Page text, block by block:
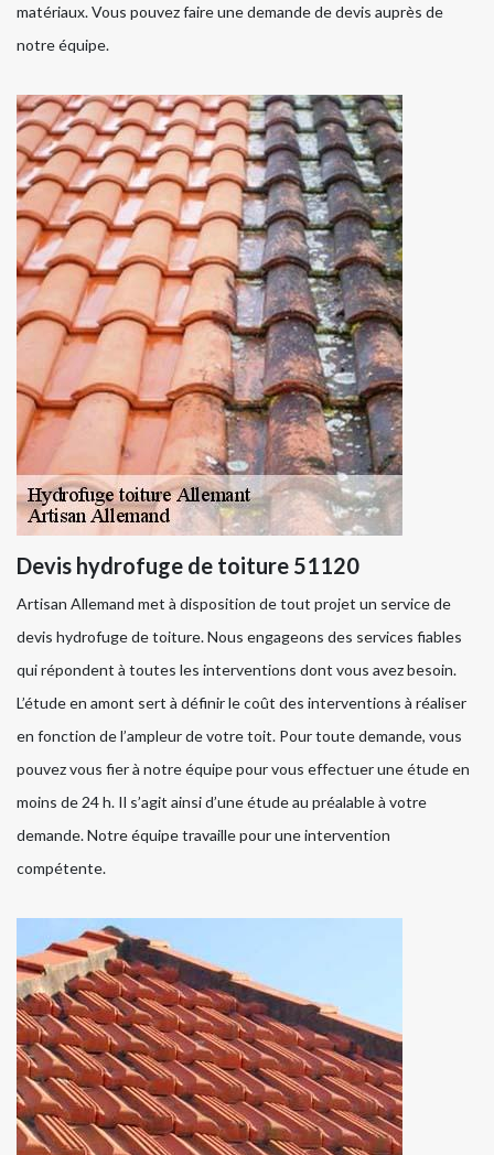
matériaux. Vous pouvez faire une demande de devis auprès de
notre équipe.
Devis hydrofuge de toiture 51120
Artisan Allemand met à disposition de tout projet un service de
devis hydrofuge de toiture. Nous engageons des services fiables
qui répondent à toutes les interventions dont vous avez besoin.
L’étude en amont sert à définir le coût des interventions à réaliser
en fonction de l’ampleur de votre toit. Pour toute demande, vous
pouvez vous fier à notre équipe pour vous effectuer une étude en
moins de 24 h. Il s’agit ainsi d’une étude au préalable à votre
demande. Notre équipe travaille pour une intervention
compétente.